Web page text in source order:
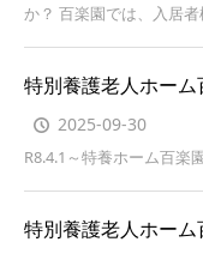
か？ 百楽園では、入居
特別養護老人ホー
2025-09-30
R8.4.1～特養ホーム百楽
特別養護老人ホー